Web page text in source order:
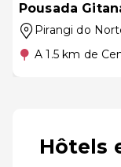
Pousada
Pirangi do
A 1.5 km de
Hôtels